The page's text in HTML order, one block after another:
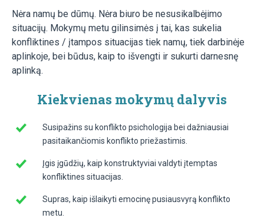
Nėra namų be dūmų. Nėra biuro be nesusikalbėjimo
situacijų. Mokymų metu gilinsimės į tai, kas sukelia
konfliktines / įtampos situacijas tiek namų, tiek darbinėje
aplinkoje, bei būdus, kaip to išvengti ir sukurti darnesnę
aplinką.
Kiekvienas mokymų dalyvis
Susipažins su konflikto psichologija bei dažniausiai
pasitaikančiomis konflikto priežastimis.
Įgis įgūdžių, kaip konstruktyviai valdyti įtemptas
konfliktines situacijas.
Supras, kaip išlaikyti emocinę pusiausvyrą konflikto
metu.